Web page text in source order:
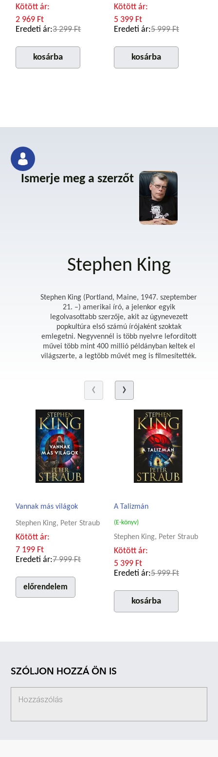
Kötött ár:
2 969 Ft
Eredeti ár:3 299 Ft
kosárba
Kötött ár:
5 399 Ft
Eredeti ár:5 999 Ft
kosárba
Ismerje meg a szerzőt
Stephen King
Stephen King (Portland, Maine, 1947. szeptember
21. –) amerikai író, a jelenkor egyik
legolvasottabb szerzője, akit az úgynevezett
popkultúra első számú írójaként szoktak
emlegetni. Negyvennél is több nyelvre lefordított
művei több mint 400 millió példányban keltek el
világszerte, a legtöbb művét meg is filmesítették.
Vannak más világok
Stephen King, Peter Straub
Kötött ár:
7 199 Ft
Eredeti ár:7 999 Ft
előrendelem
A Talizmán
(E-könyv)
Stephen King, Peter Straub
Kötött ár:
5 399 Ft
Eredeti ár:5 999 Ft
kosárba
SZÓLJON HOZZÁ ÖN IS